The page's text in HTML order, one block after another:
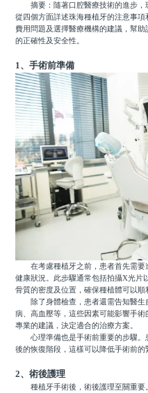
摘要：隨著口腔醫療技術的進步，
從四個方面詳述珠海種植牙的注意事項
費用問題及選擇醫療機構的建議，幫
的正確性及安全性。
1、手術前準備
在考慮種植牙之前，患者首先需要
健康狀況。此步驟通常包括拍攝X光片
骨質的密度及位置，確保種植體可以順
除了身體檢查，患者還需告知醫生
病、高血壓等，這些因素可能影響手
專業的建議，決定適合的治療方案。
心理準備也是手術前重要的步驟。
後的恢復階段，這樣可以降低手術前的
2、術後護理
種植牙手術後，術後護理至關重要